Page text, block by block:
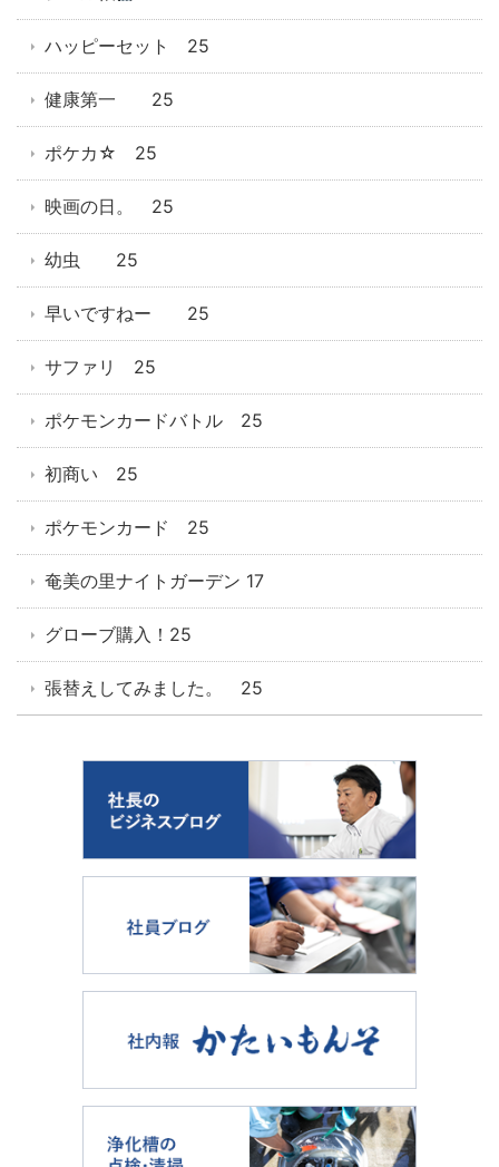
ハッピーセット 25
健康第一 25
ポケカ☆ 25
映画の日。 25
幼虫 25
早いですねー 25
サファリ 25
ポケモンカードバトル 25
初商い 25
ポケモンカード 25
奄美の里ナイトガーデン 17
グローブ購入！25
張替えしてみました。 25